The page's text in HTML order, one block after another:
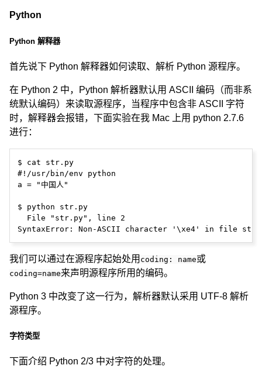
Python
Python 解释器
首先说下 Python 解释器如何读取、解析 Python 源程序。
在 Python 2 中，Python 解析器默认用 ASCII 编码（而非系
统默认编码）来读取源程序，当程序中包含非 ASCII 字符
时，解释器会报错，下面实验在我 Mac 上用 python 2.7.6
进行：
$ cat str.py
#!/usr/bin/env python
a = "中国人"
$ python str.py
  File "str.py", line 2
我们可以通过在源程序起始处用 coding: name或
coding=name来声明源程序所用的编码。
Python 3 中改变了这一行为，解析器默认采用 UTF-8 解析
源程序。
字符类型
下面介绍 Python 2/3 中对字符的处理。